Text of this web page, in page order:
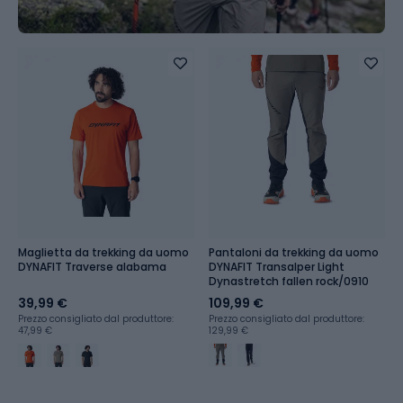
Maglietta da trekking da uomo
DYNAFIT Traverse alabama
39,99 €
Prezzo consigliato dal produttore:
47,99 €
Pantaloni da trekking da uomo
DYNAFIT Transalper Light
Dynastretch fallen rock/0910
109,99 €
Prezzo consigliato dal produttore:
129,99 €